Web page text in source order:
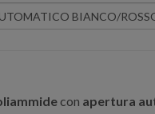
con apertura